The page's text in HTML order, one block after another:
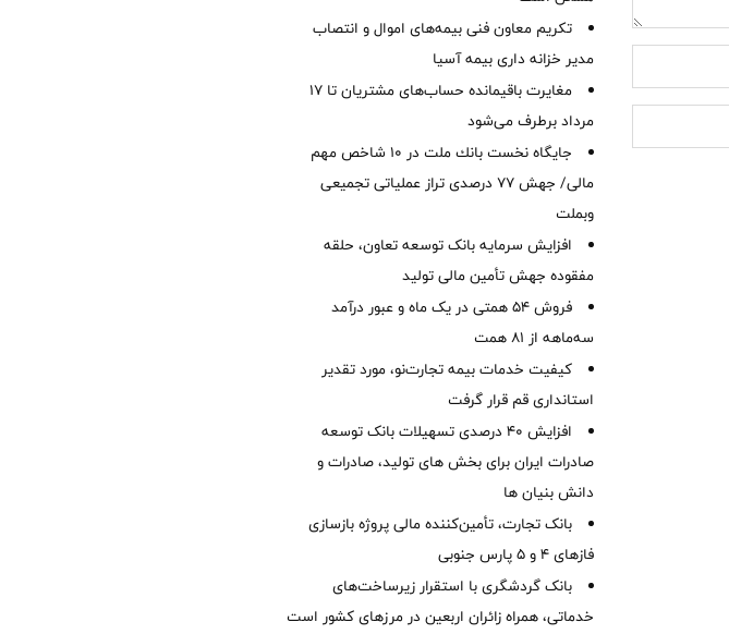
تکریم معاون فنی بیمه‌های اموال و انتصاب
مدیر خزانه داری بیمه آسیا
مغایرت‌ باقیمانده حساب‌های مشتریان تا ۱۷
مرداد برطرف می‌شود
جایگاه نخست بانك ملت در 10 شاخص مهم
مالی/ جهش 77 درصدی تراز عملیاتی تجمیعی
وبملت
افزایش سرمایه بانک توسعه تعاون، حلقه
مفقوده جهش تأمین مالی تولید
فروش 54 همتی در یک ماه و عبور درآمد
سه‌ماهه از 81 همت
کیفیت خدمات بیمه تجارت‌نو، مورد تقدیر
استانداری قم قرار گرفت
افزایش 40 درصدی تسهیلات بانک توسعه
صادرات ایران برای بخش های تولید، صادرات و
دانش بنیان ها
بانک تجارت، تأمین‌کننده مالی پروژه بازسازی
فازهای ۴ و ۵ پارس جنوبی
بانک گردشگری با استقرار زیرساخت‌های
خدماتی، همراه زائران اربعین در مرزهای کشور است